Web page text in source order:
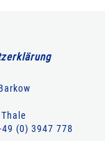
(0) 3947 778